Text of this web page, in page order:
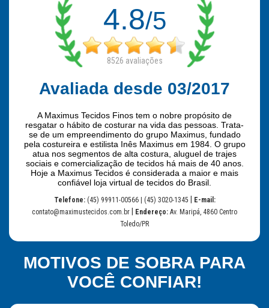
4.8/5
8526 avaliações
Avaliada desde 03/2017
A Maximus Tecidos Finos tem o nobre propósito de
resgatar o hábito de costurar na vida das pessoas. Trata-
se de um empreendimento do grupo Maximus, fundado
pela costureira e estilista Inês Maximus em 1984. O grupo
atua nos segmentos de alta costura, aluguel de trajes
sociais e comercialização de tecidos há mais de 40 anos.
Hoje a Maximus Tecidos é considerada a maior e mais
confiável loja virtual de tecidos do Brasil.
Telefone: (45) 99911-00566 | (45) 3020-1345
E-mail:
contato@maximustecidos.com.br
Endereço: Av. Maripá, 4860 Centro
Toledo/PR
MOTIVOS DE SOBRA PARA
VOCÊ CONFIAR!